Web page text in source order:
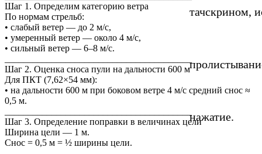
тачскрином,
нажатие.
Шаг 1. Определим категорию ветра
По нормам стрельб:
• слабый ветер — до 2 м/с,
• умеренный ветер — около 4 м/с,
• сильный ветер — 6–8 м/с.
Шаг 2. Оценка сноса пули на дальности 600 м
Для ПКТ (7,62×54 мм):
• на дальности 600 м при боковом ветре 4 м/с средний снос ≈
0,5 м.
Шаг 3. Определение поправки в величинах цели
Ширина цели — 1 м.
Снос = 0,5 м = ½ ширины цели.